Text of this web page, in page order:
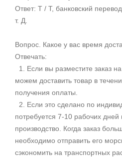
Ответ: T / T, банковский
т. Д.
Вопрос. Какое у вас время
Отвечать:
1. Если вы разместите заказ
можем доставить товар в
получения оплаты.
2. Если это сделано по
потребуется 7-10 рабочих дней
производство. Когда заказ
необходимо отправить его
сэкономить на транспортных